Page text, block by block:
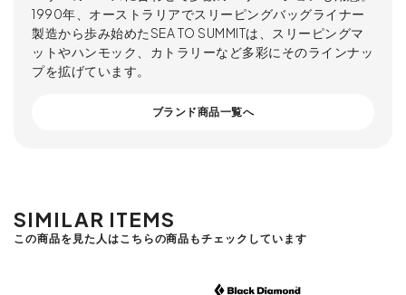
1990年、オーストラリアでスリーピングバッグライナー
製造から歩み始めたSEA TO SUMMITは、スリーピングマ
ットやハンモック、カトラリーなど多彩にそのラインナッ
プを拡げています。
ブランド商品一覧へ
SIMILAR ITEMS
この商品を見た人はこちらの商品もチェックしています